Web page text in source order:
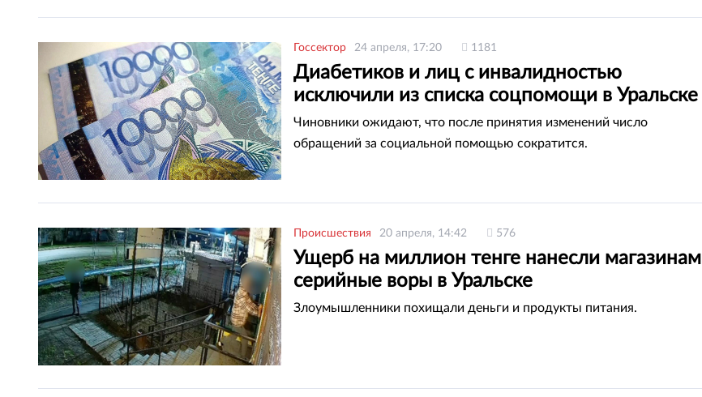
Госсектор 24 апреля, 17:20 1181
Диабетиков и лиц с инвалидностью
исключили из списка соцпомощи в Уральске
Чиновники ожидают, что после принятия изменений число
обращений за социальной помощью сократится.
Происшествия 20 апреля, 14:42 576
Ущерб на миллион тенге нанесли магазинам
серийные воры в Уральске
Злоумышленники похищали деньги и продукты питания.